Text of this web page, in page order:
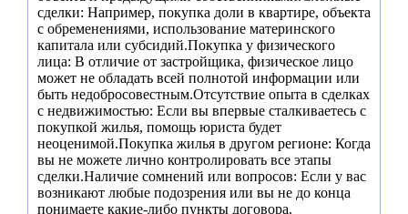
сделки: Например, покупка доли в квартире, объекта
с обременениями, использование материнского
капитала или субсидий.Покупка у физического
лица: В отличие от застройщика, физическое лицо
может не обладать всей полнотой информации или
быть недобросовестным.Отсутствие опыта в сделках
с недвижимостью: Если вы впервые сталкиваетесь с
покупкой жилья, помощь юриста будет
неоценимой.Покупка жилья в другом регионе: Когда
вы не можете лично контролировать все этапы
сделки.Наличие сомнений или вопросов: Если у вас
возникают любые подозрения или вы не до конца
понимаете какие-либо пункты договора.